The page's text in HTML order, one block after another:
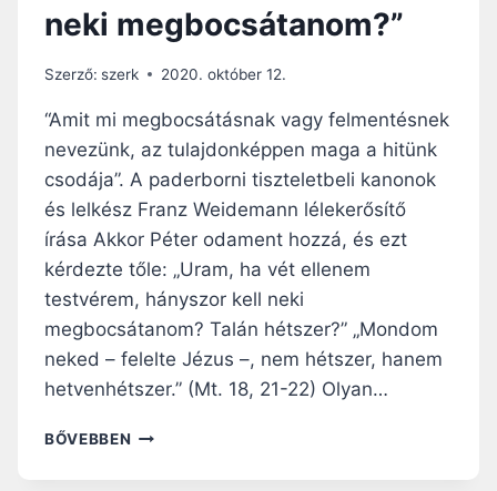
T
K
V
Ö
Z
I
9
.
V
A
Á
R
A
neki megbocsátanom?”
Szerző: szerk 2020. október 12.
“Amit mi megbocsátásnak vagy felmentésnek
nevezünk, az tulajdonképpen maga a hitünk
csodája”. A paderborni tiszteletbeli kanonok
és lelkész Franz Weidemann lélekerősítő
írása Akkor Péter odament hozzá, és ezt
kérdezte tőle: „Uram, ha vét ellenem
testvérem, hányszor kell neki
megbocsátanom? Talán hétszer?” „Mondom
neked – felelte Jézus –, nem hétszer, hanem
hetvenhétszer.” (Mt. 18, 21-22) Olyan…
BŐVEBBEN